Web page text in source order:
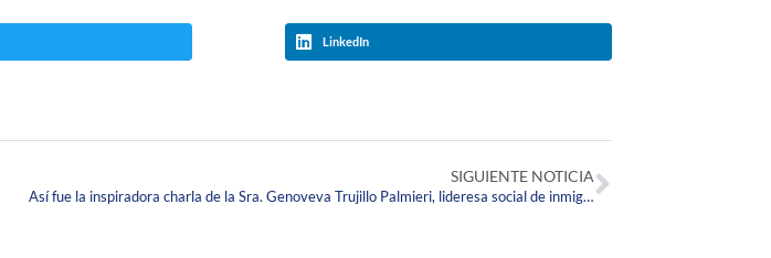
LinkedIn
SIGUIENTE NOTICIA
Así fue la inspiradora charla de la Sra. Genoveva Trujillo Palmieri, lideresa social de inmigrantes en Estados Unidos y madre del Embajador de los Estados Unidos